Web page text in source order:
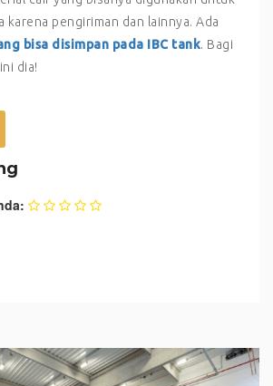
karena pengiriman dan lainnya. Ada
bisa disimpan pada IBC tank. Bagi
dia!